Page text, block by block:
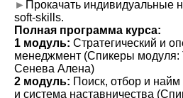
► Прокачать индивидуальные
soft-skills.
Полная программа курса:
1 модуль: Стратегический и
менеджмент (Спикеры модуля:
Сенева Алена)
2 модуль: Поиск, отбор и
и система наставничества